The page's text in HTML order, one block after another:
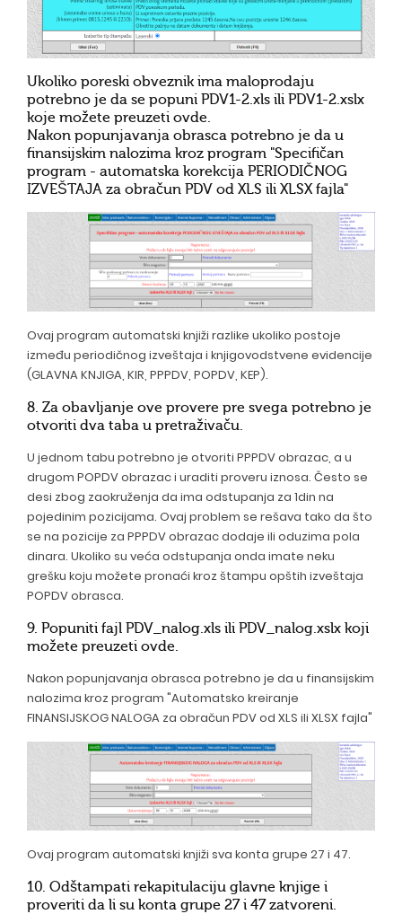
Ukoliko poreski obveznik ima maloprodaju
potrebno je da se popuni PDV1-2.xls ili PDV1-2.xslx
koje možete preuzeti ovde.
Nakon popunjavanja obrasca potrebno je da u
finansijskim nalozima kroz program "Specifičan
program - automatska korekcija PERIODIČNOG
IZVEŠTAJA za obračun PDV od XLS ili XLSX fajla"
Ovaj program automatski knjiži razlike ukoliko postoje
između periodičnog izveštaja i knjigovodstvene evidencije
(GLAVNA KNJIGA, KIR, PPPDV, POPDV, KEP).
8. Za obavljanje ove provere pre svega potrebno je
otvoriti dva taba u pretraživaču.
U jednom tabu potrebno je otvoriti PPPDV obrazac, a u
drugom POPDV obrazac i uraditi proveru iznosa. Često se
desi zbog zaokruženja da ima odstupanja za 1din na
pojedinim pozicijama. Ovaj problem se rešava tako da što
se na pozicije za PPPDV obrazac dodaje ili oduzima pola
dinara. Ukoliko su veća odstupanja onda imate neku
grešku koju možete pronaći kroz štampu opštih izveštaja
POPDV obrasca.
9. Popuniti fajl PDV_nalog.xls ili PDV_nalog.xslx koji
možete preuzeti ovde.
Nakon popunjavanja obrasca potrebno je da u finansijskim
nalozima kroz program "Automatsko kreiranje
FINANSIJSKOG NALOGA za obračun PDV od XLS ili XLSX fajla"
Ovaj program automatski knjiži sva konta grupe 27 i 47.
10. Odštampati rekapitulaciju glavne knjige i
proveriti da li su konta grupe 27 i 47 zatvoreni.